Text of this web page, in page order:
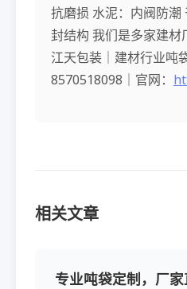
抗磨损 水泥：内阀防潮
封结构 我们是多家建材
江天包装｜建材行业吨
8570518098｜官网：
相关文章
专业吨袋定制，厂